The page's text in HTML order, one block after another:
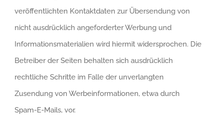
veröffentlichten Kontaktdaten zur Übersendung von
nicht ausdrücklich angeforderter Werbung und
Informationsmaterialien wird hiermit widersprochen. Die
Betreiber der Seiten behalten sich ausdrücklich
rechtliche Schritte im Falle der unverlangten
Zusendung von Werbeinformationen, etwa durch
Spam-E-Mails, vor.